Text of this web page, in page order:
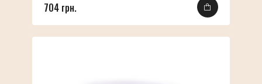
704 грн.